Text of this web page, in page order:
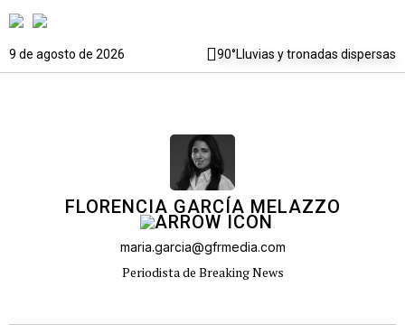
9 de agosto de 2026 90°Lluvias y tronadas dispersas
FLORENCIA GARCÍA MELAZZO
maria.garcia@gfrmedia.com
Periodista de Breaking News